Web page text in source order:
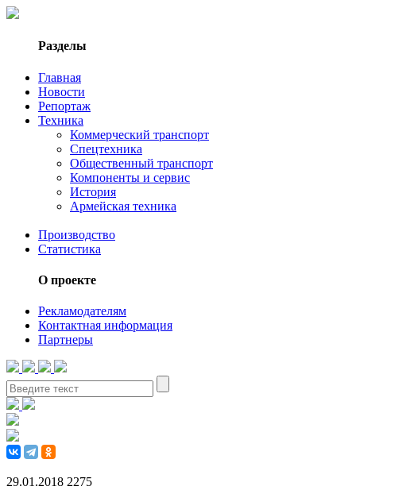
Разделы
Главная
Новости
Репортаж
Техника
Коммерческий транспорт
Спецтехника
Общественный транспорт
Компоненты и сервис
История
Армейская техника
Производство
Статистика
О проекте
Рекламодателям
Контактная информация
Партнеры
29.01.2018 2275